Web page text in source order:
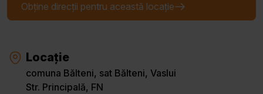
Obține direcții pentru această locație
Locație
comuna Bălteni, sat Bălteni, Vaslui
Str. Principală, FN